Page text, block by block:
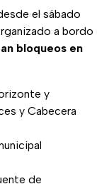
el sábado
a bordo
bloqueos en
y
y Cabecera
de